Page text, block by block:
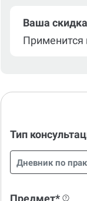
Ваша скидка
Применится
Тип
Дневник по
Предмет*